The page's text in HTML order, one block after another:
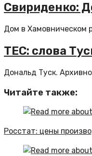
Свириденко:
Дом в Хамовническом
TEC: слова
Дональд Туск.
Читайте также:
Росстат: цены